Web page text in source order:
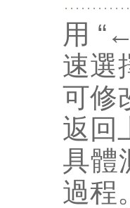
用
速選
可修
返回
具體
過程